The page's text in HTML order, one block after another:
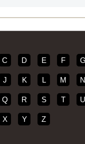
C D E F G
J K L M N
Q R S T U
X Y Z